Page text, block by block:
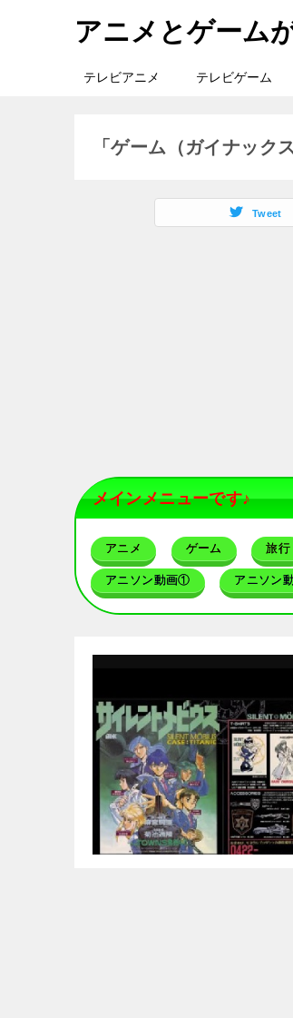
アニメとゲーム
テレビアニメ テレビゲーム
「ゲーム（ガイナック
Tweet
メインメニューです♪
アニメ ゲーム 旅行
アニソン動画① アニソン